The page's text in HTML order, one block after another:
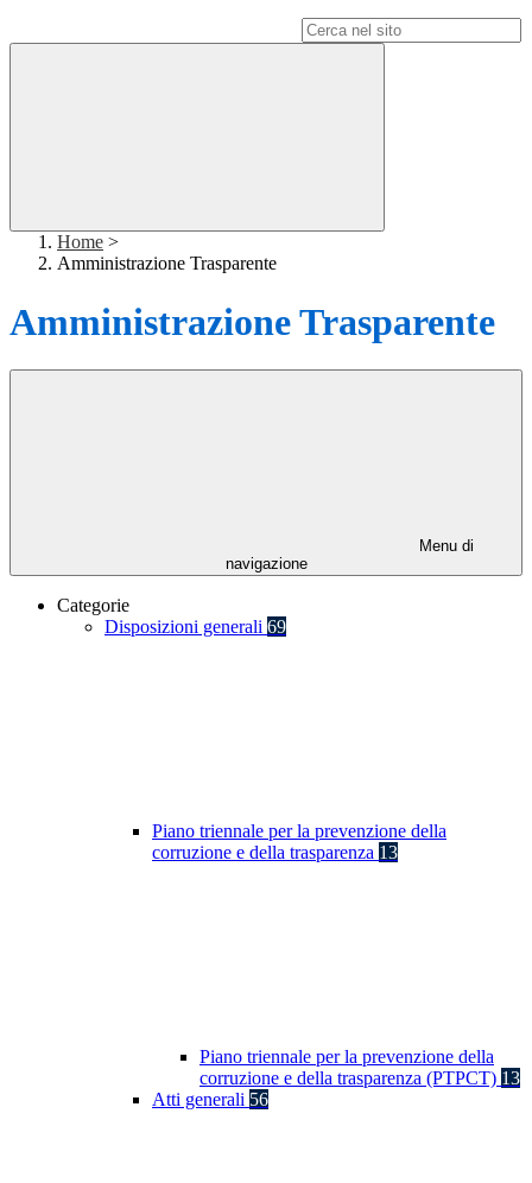
Home >
Amministrazione Trasparente
Amministrazione Trasparente
Menu di
navigazione
Categorie
Disposizioni generali 69
Piano triennale per la prevenzione della
corruzione e della trasparenza 13
Piano triennale per la prevenzione della
corruzione e della trasparenza (PTPCT) 13
Atti generali 56